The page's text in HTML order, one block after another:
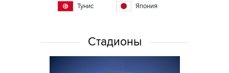
Тунис Япония
Стадионы